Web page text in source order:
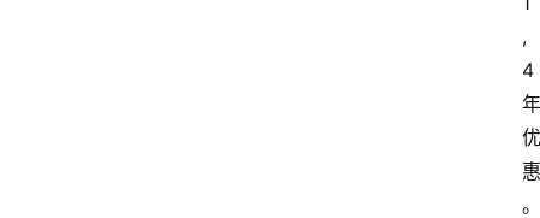
,
4
年
优
惠
。